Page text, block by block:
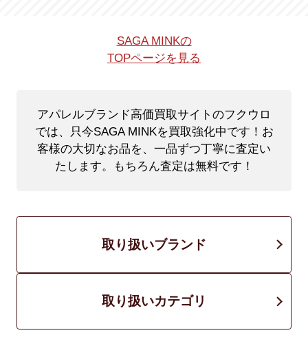
SAGA MINKの
TOPページを見る
アパレルブランド高価買取サイトのフクウロ
では、只今SAGA MINKを買取強化中です！ お
客様の大切なお品を、一品ずつ丁寧に査定い
たします。もちろん査定は無料です！
取り扱いブランド
取り扱いカテゴリ